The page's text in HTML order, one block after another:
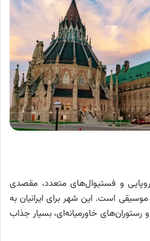
و فستیوال‌های متعدد، مقصدی
است. این شهر برای ایرانیان به
خاورمیانه‌ای، بسیار جذاب